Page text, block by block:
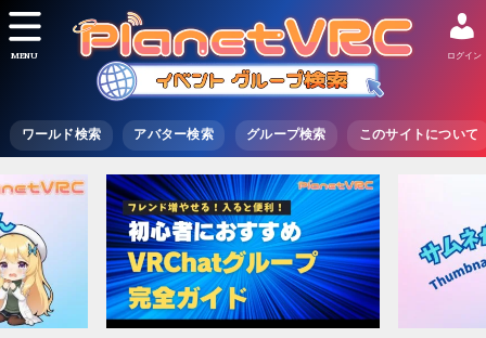
ワールド検索 アバター検索 グループ検索 このサイトについて
ログイン
MENU